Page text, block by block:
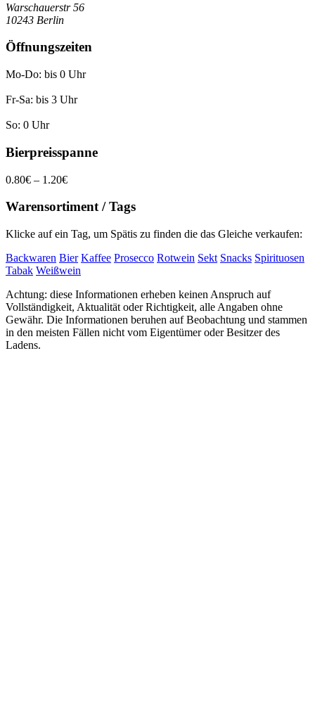
Warschauerstr 56
10243 Berlin
Öffnungszeiten
Mo-Do: bis 0 Uhr
Fr-Sa: bis 3 Uhr
So: 0 Uhr
Bierpreisspanne
0.80€ – 1.20€
Warensortiment / Tags
Klicke auf ein Tag, um Spätis zu finden die das Gleiche verkaufen:
Backwaren Bier Kaffee Prosecco Rotwein Sekt Snacks Spirituosen
Tabak Weißwein
Achtung: diese Informationen erheben keinen Anspruch auf
Vollständigkeit, Aktualität oder Richtigkeit, alle Angaben ohne
Gewähr. Die Informationen beruhen auf Beobachtung und stammen
in den meisten Fällen nicht vom Eigentümer oder Besitzer des
Ladens.